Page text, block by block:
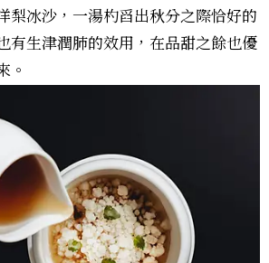
梨冰沙，一湯杓舀出秋分之際恰好的
有生津潤肺的效用，在品甜之餘也優
。